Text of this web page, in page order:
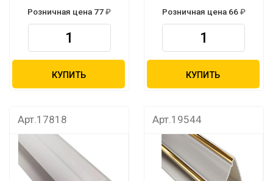
Розничная цена 77
КУПИТЬ
Розничная цена 66
КУПИТЬ
Арт.17818 Арт.19544